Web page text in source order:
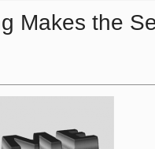
Makes the